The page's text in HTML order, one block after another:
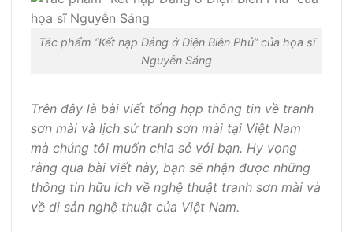
Tác phẩm “Kết nạp Đảng ở Điện Biên Phủ” của họa sĩ
Nguyễn Sáng
Trên đây là bài viết tổng hợp thông tin về tranh
sơn mài và lịch sử tranh sơn mài tại Việt Nam
mà chúng tôi muốn chia sẻ với bạn. Hy vọng
rằng qua bài viết này, bạn sẽ nhận được những
thông tin hữu ích về nghệ thuật tranh sơn mài và
về di sản nghệ thuật của Việt Nam.